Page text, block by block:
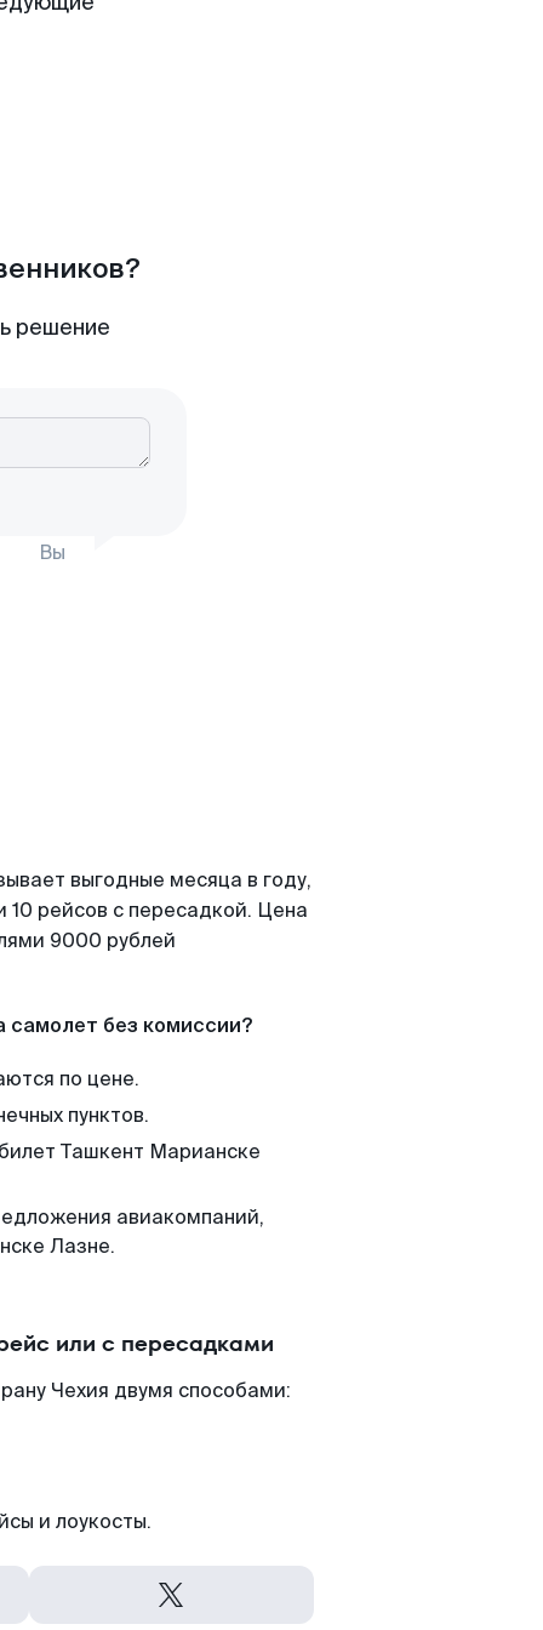
решение
Вы
выгодные месяца в году,
рейсов с пересадкой. Цена
9000 рублей
самолет без комиссии?
по цене.
пунктов.
Ташкент Марианске
авиакомпаний,
Лазне.
или с пересадками
Чехия двумя способами:
и лоукосты.